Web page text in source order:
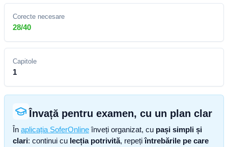
Corecte necesare
28/40
Capitole
1
Învață pentru examen, cu un plan clar
În aplicația SoferOnline înveți organizat, cu pași simpli și
clari: continui cu lecția potrivită, repeți întrebările pe care